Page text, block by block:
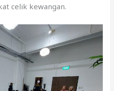
celik kewangan.